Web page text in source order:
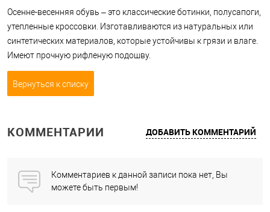
Осенне-весенняя обувь – это классические ботинки, полусапоги,
утепленные кроссовки. Изготавливаются из натуральных или
синтетических материалов, которые устойчивы к грязи и влаге.
Имеют прочную рифленую подошву.
Вернуться к списку
КОММЕНТАРИИ ДОБАВИТЬ КОММЕНТАРИЙ
Комментариев к данной записи пока нет, Вы
можете быть первым!